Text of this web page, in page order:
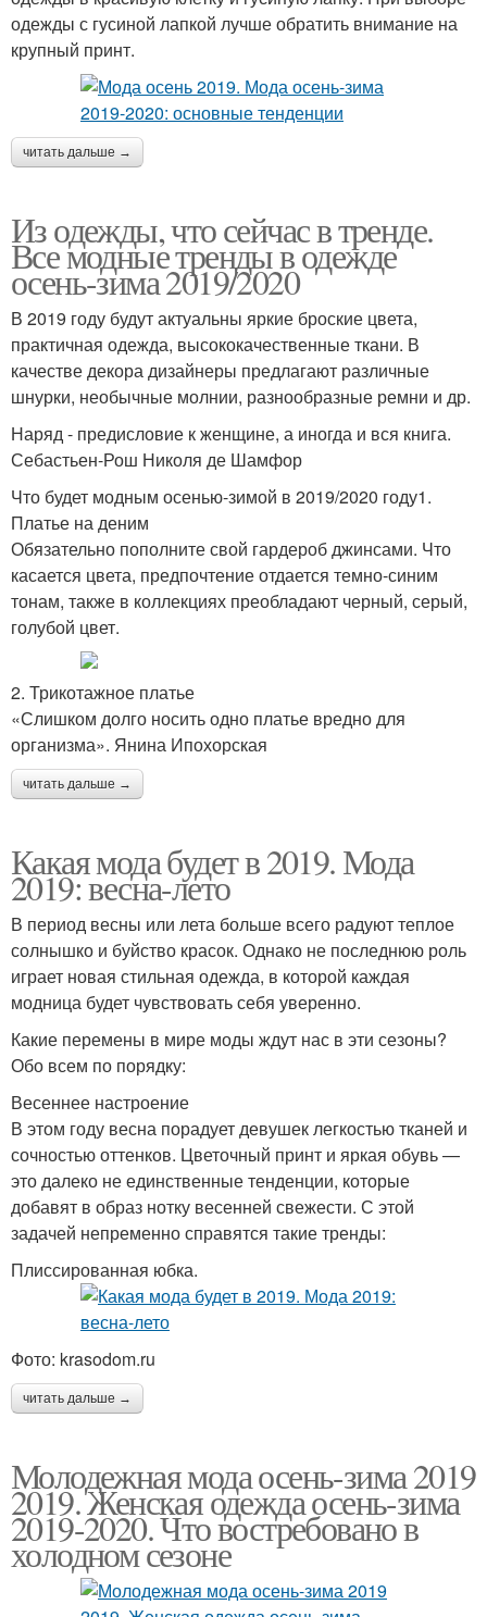
одежды с гусиной лапкой лучше обратить внимание на
крупный принт.
читать дальше →
Из одежды, что сейчас в тренде.
Все модные тренды в одежде
осень-зима 2019/2020
В 2019 году будут актуальны яркие броские цвета,
практичная одежда, высококачественные ткани. В
качестве декора дизайнеры предлагают различные
шнурки, необычные молнии, разнообразные ремни и др.
Наряд - предисловие к женщине, а иногда и вся книга.
Себастьен-Рош Николя де Шамфор
Что будет модным осенью-зимой в 2019/2020 году1.
Платье на деним
Обязательно пополните свой гардероб джинсами. Что
касается цвета, предпочтение отдается темно-синим
тонам, также в коллекциях преобладают черный, серый,
голубой цвет.
2. Трикотажное платье
«Слишком долго носить одно платье вредно для
организма». Янина Ипохорская
читать дальше →
Какая мода будет в 2019. Мода
2019: весна-лето
В период весны или лета больше всего радуют теплое
солнышко и буйство красок. Однако не последнюю роль
играет новая стильная одежда, в которой каждая
модница будет чувствовать себя уверенно.
Какие перемены в мире моды ждут нас в эти сезоны?
Обо всем по порядку:
Весеннее настроение
В этом году весна порадует девушек легкостью тканей и
сочностью оттенков. Цветочный принт и яркая обувь —
это далеко не единственные тенденции, которые
добавят в образ нотку весенней свежести. С этой
задачей непременно справятся такие тренды:
Плиссированная юбка.
Фото: krasodom.ru
читать дальше →
Молодежная мода осень-зима 2019
2019. Женская одежда осень-зима
2019-2020. Что востребовано в
холодном сезоне